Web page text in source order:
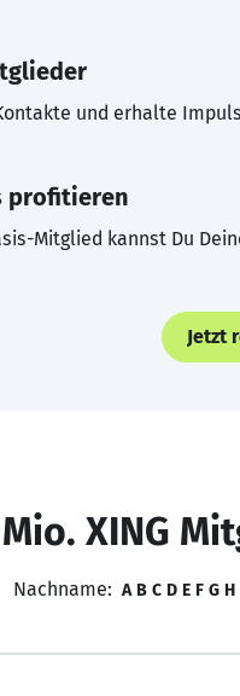
und erhalte
profitieren
Mitglied kannst Du
Jetzt
XING
Nachname: A B C D E F G H